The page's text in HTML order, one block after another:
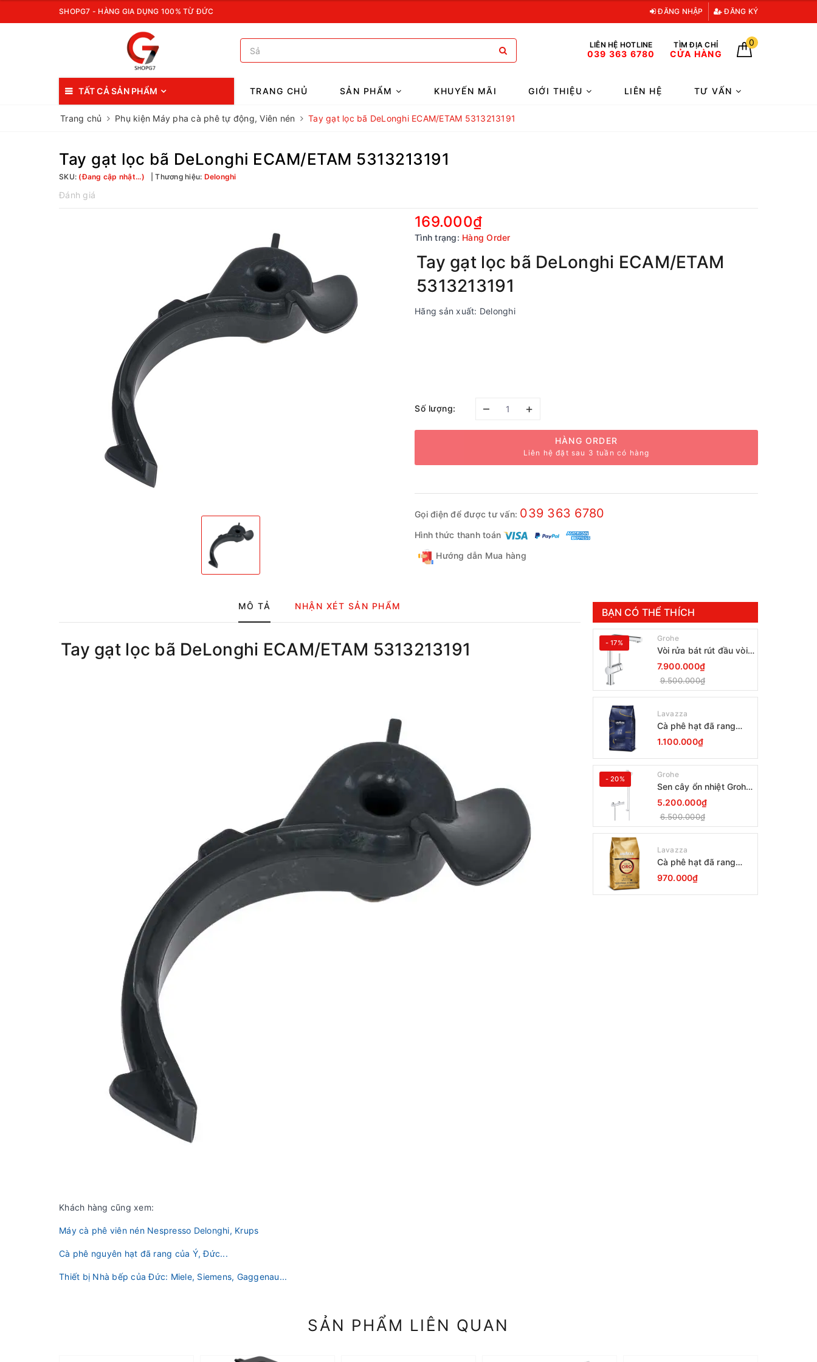
SHOPG7 - HÀNG GIA DỤNG 100% TỪ ĐỨC ĐĂNG NHẬP ĐĂNG KÝ
LIÊN HỆ HOTLINE
039 363 6780
TÌM ĐỊA CHỈ
CỬA HÀNG
0
TẤT CẢ SẢN PHẨM TRANG CHỦ SẢN PHẨM KHUYẾN MÃI GIỚI THIỆU LIÊN HỆ TƯ VẤN
Trang chủ Phụ kiện Máy pha cà phê tự động, Viên nén Tay gạt lọc bã DeLonghi ECAM/ETAM 5313213191
Tay gạt lọc bã DeLonghi ECAM/ETAM 5313213191
SKU: (Đang cập nhật...) Thương hiệu: Delonghi
Đánh giá
169.000₫
Tình trạng: Hàng Order
Tay gạt lọc bã DeLonghi ECAM/ETAM
5313213191
Hãng sản xuất: Delonghi
Số lượng: – +
HÀNG ORDER
Liên hệ đặt sau 3 tuần có hàng
Gọi điện để được tư vấn: 039 363 6780
Hình thức thanh toán
Hướng dẫn Mua hàng
MÔ TẢ NHẬN XÉT SẢN PHẨM
Tay gạt lọc bã DeLonghi ECAM/ETAM 5313213191
Khách hàng cũng xem:
Máy cà phê viên nén Nespresso Delonghi, Krups
Cà phê nguyên hạt đã rang của Ý, Đức...
Thiết bị Nhà bếp của Đức: Miele, Siemens, Gaggenau...
BẠN CÓ THỂ THÍCH
- 17% Grohe
Vòi rửa bát rút đầu vòi
Grohe Minta 30274000
7.900.000₫
9.500.000₫
Lavazza
Cà phê hạt đã rang
Lavazza Coffee
Espresso Super Crema
1000g Date 12-2027
1.100.000₫
- 20% Grohe
Sen cây ổn nhiệt Grohe
Grohtherm 800
34566001
5.200.000₫
6.500.000₫
Lavazza
Cà phê hạt đã rang
Lavazza Oro Qualita
1000g
970.000₫
SẢN PHẨM LIÊN QUAN